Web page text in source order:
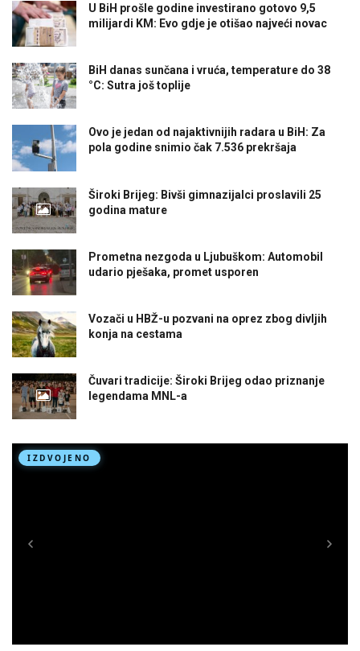
U BiH prošle godine investirano gotovo 9,5
milijardi KM: Evo gdje je otišao najveći novac
BiH danas sunčana i vruća, temperature do 38
°C: Sutra još toplije
Ovo je jedan od najaktivnijih radara u BiH: Za
pola godine snimio čak 7.536 prekršaja
Široki Brijeg: Bivši gimnazijalci proslavili 25
godina mature
Prometna nezgoda u Ljubuškom: Automobil
udario pješaka, promet usporen
Vozači u HBŽ-u pozvani na oprez zbog divljih
konja na cestama
Čuvari tradicije: Široki Brijeg odao priznanje
legendama MNL-a